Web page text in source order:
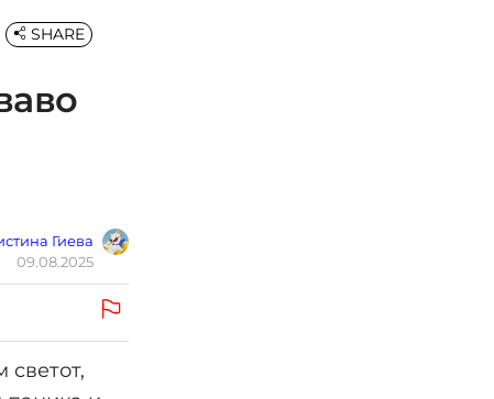
Гиева
09.08.2025
SHARE